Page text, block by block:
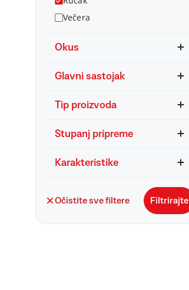
Večera
Okus
Glavni sastojak
Tip proizvoda
Stupanj pripreme
Karakteristike
Očistite sve filtere Filtrirajte